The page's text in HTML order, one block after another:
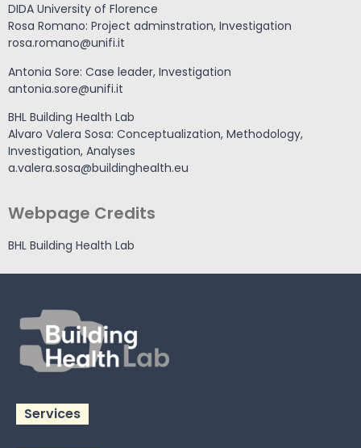
DIDA University of Florence
Rosa Romano: Project adminstration, Investigation
rosa.romano@unifi.it
Antonia Sore: Case leader, Investigation
antonia.sore@unifi.it
BHL Building Health Lab
Alvaro Valera Sosa: Conceptualization, Methodology,
Investigation, Analyses
a.valera.sosa@buildinghealth.eu
Webpage Credits
BHL Building Health Lab
Services